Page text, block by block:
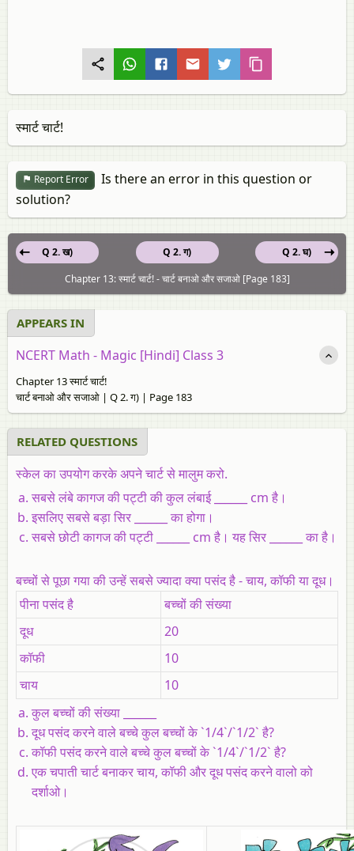
स्मार्ट चार्ट!
Report Error
Is there an error in this question or
solution?
Q 2. ग)
Q 2. ख)
Q 2. घ)
Chapter 13: स्मार्ट चार्ट! - चार्ट बनाओ और सजाओ [Page 183]
APPEARS IN
NCERT Math - Magic [Hindi] Class 3
Chapter 13 स्मार्ट चार्ट!
चार्ट बनाओ और सजाओ | Q 2. ग) | Page 183
RELATED QUESTIONS
स्केल का उपयोग करके अपने चार्ट से मालुम करो.
सबसे लंबे कागज की पट्टी की कुल लंबाई ______ cm है।
इसलिए सबसे बड़ा सिर ______ का होगा।
सबसे छोटी कागज की पट्टी ______ cm है। यह सिर ______ का है।
बच्चों से पूछा गया की उन्हें सबसे ज्यादा क्या पसंद है - चाय, कॉफी या दूध।
पीना पसंद है
बच्चों की संख्या
दूध
20
कॉफी
10
चाय
10
कुल बच्चों की संख्या ______
दूध पसंद करने वाले बच्चे कुल बच्चों के `1/4`/`1/2` है?
कॉफी पसंद करने वाले बच्चे कुल बच्चों के `1/4`/`1/2` है?
एक चपाती चार्ट बनाकर चाय, कॉफी और दूध पसंद करने वालो को
दर्शाओ।